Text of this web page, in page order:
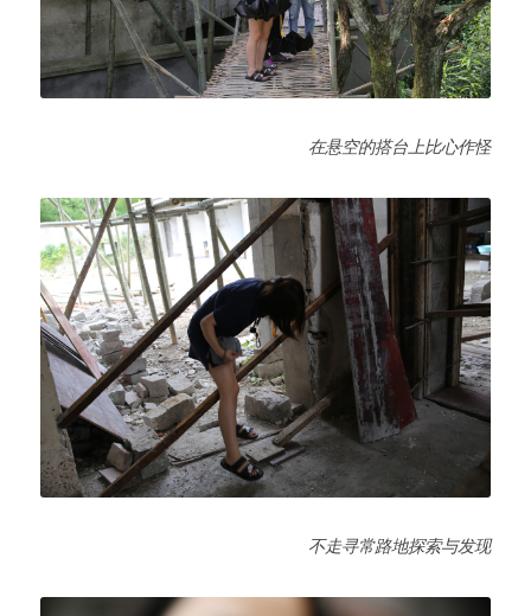
在悬空的搭台上比心作怪
不走寻常路地探索与发现